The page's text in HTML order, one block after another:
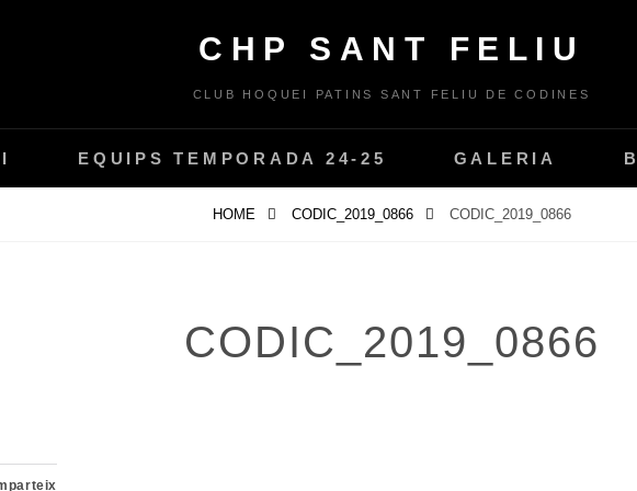
CHP SANT FELIU
CLUB HOQUEI PATINS SANT FELIU DE CODINES
EQUIPS TEMPORADA 24-25 GALERIA
HOME CODIC_2019_0866 CODIC_2019_0866
CODIC_2019_0866